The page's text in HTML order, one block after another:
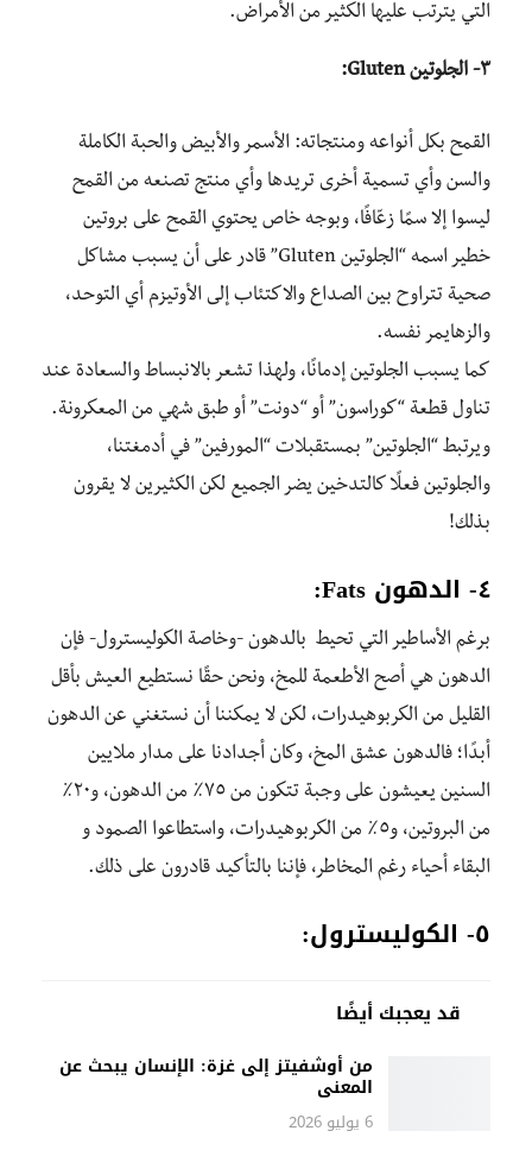
التي يترتب عليها الكثير من الأمراض.
٣- الجلوتين Gluten:
القمح بكل أنواعه ومنتجاته: الأسمر والأبيض والحبة الكاملة
والسن وأي تسمية أخرى تريدها وأي منتج تصنعه من القمح
ليسوا إلا سمًا زعّافًا، وبوجه خاص يحتوي القمح على بروتين
خطير اسمه “الجلوتين Gluten” قادر على أن يسبب مشاكل
صحية تتراوح بين الصداع والاكتئاب إلى الأوتيزم أي التوحد،
والزهايمر نفسه.
كما يسبب الجلوتين إدمانًا، ولهذا تشعر بالانبساط والسعادة عند
تناول قطعة “كوراسون” أو “دونت” أو طبق شهي من المعكرونة.
ويرتبط “الجلوتين” بمستقبلات “المورفين” في أدمغتنا،
والجلوتين فعلًا كالتدخين يضر الجميع لكن الكثيرين لا يقرون
بذلك!
٤- الدهون Fats:
برغم الأساطير التي تحيط بالدهون -وخاصة الكوليسترول- فإن
الدهون هي أصح الأطعمة للمخ، ونحن حقًا نستطيع العيش بأقل
القليل من الكربوهيدرات، لكن لا يمكننا أن نستغني عن الدهون
أبدًا؛ فالدهون عشق المخ، وكان أجدادنا على مدار ملايين
السنين يعيشون على وجبة تتكون من ٧٥٪ من الدهون، و٢٠٪
من البروتين، و٥٪ من الكربوهيدرات، واستطاعوا الصمود و
البقاء أحياء رغم المخاطر، فإننا بالتأكيد قادرون على ذلك.
٥- الكوليسترول:
قد يعجبك أيضًا
من أوشفيتز إلى غزة: الإنسان يبحث عن
المعنى
6 يوليو 2026